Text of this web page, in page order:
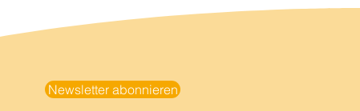
Newsletter abonnieren